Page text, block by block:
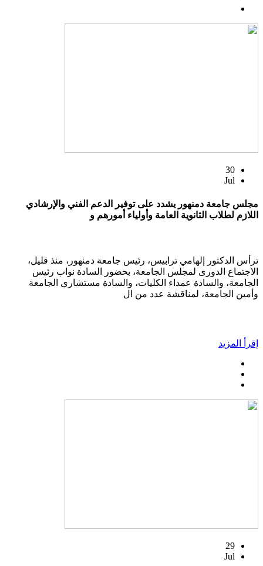
30
Jul
مجلس جامعة دمنهور يشدد على توفير الدعم الفني والإرشادي
اللازم لطلاب الثانوية العامة وأولياء أمورهم و
ترأس الدكتور إلهامي ترابيس، رئيس جامعة دمنهور، منذ قليل،
الاجتماع الدورى لمجلس الجامعة، بحضور السادة نواب رئيس
الجامعة، والسادة عمداء الكليات، والسادة مستشاري الجامعة
وأمين الجامعة، لمناقشة عدد من ال
إقرأ المزيد
29
Jul